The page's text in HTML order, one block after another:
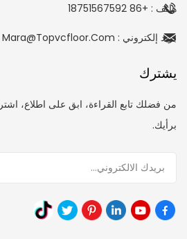
هاتف : +86 18751567592
بريد إلكتروني : Mara@topvcfloor.com
يشترك
من فضلك تابع القراءة، ابق على اطلاع،
برأيك.